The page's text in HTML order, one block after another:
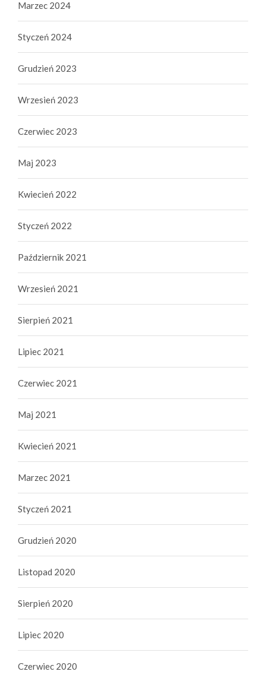
Marzec 2024
Styczeń 2024
Grudzień 2023
Wrzesień 2023
Czerwiec 2023
Maj 2023
Kwiecień 2022
Styczeń 2022
Październik 2021
Wrzesień 2021
Sierpień 2021
Lipiec 2021
Czerwiec 2021
Maj 2021
Kwiecień 2021
Marzec 2021
Styczeń 2021
Grudzień 2020
Listopad 2020
Sierpień 2020
Lipiec 2020
Czerwiec 2020